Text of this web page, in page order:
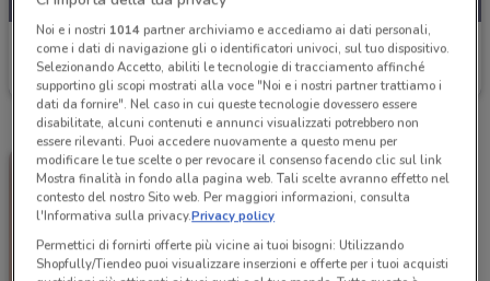
ZooPlanet
Valido da martedì 33.4 km
Noi e i nostri 1014partner archiviamo e accediamo ai dati personali,
come i dati di navigazione gli o identificatori univoci, sul tuo dispositivo.
Selezionando Accetto, abiliti le tecnologie di tracciamento affinché
supportino gli scopi mostrati alla voce "Noi e i nostri partner trattiamo i
dati da fornire". Nel caso in cui queste tecnologie dovessero essere
disabilitate, alcuni contenuti e annunci visualizzati potrebbero non
essere rilevanti. Puoi accedere nuovamente a questo menu per
modificare le tue scelte o per revocare il consenso facendo clic sul link
Mostra finalità in fondo alla pagina web. Tali scelte avranno effetto nel
contesto del nostro Sito web. Per maggiori informazioni, consulta
l'Informativa sulla privacy.Privacy policy
Permettici di fornirti offerte più vicine ai tuoi bisogni: Utilizzando
Shopfully/Tiendeo puoi visualizzare inserzioni e offerte per i tuoi acquisti